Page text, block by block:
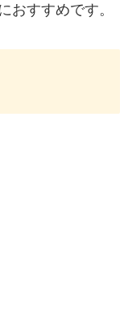
おすすめです。